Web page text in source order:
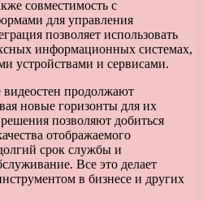
совместимость с
для управления
позволяет использовать
информационных системах,
устройствами и сервисами.
видеостен продолжают
новые горизонты для их
позволяют добиться
отображаемого
срок службы и
Все это делает
в бизнесе и других